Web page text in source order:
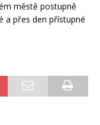
městě postupně
a přes den přístupné